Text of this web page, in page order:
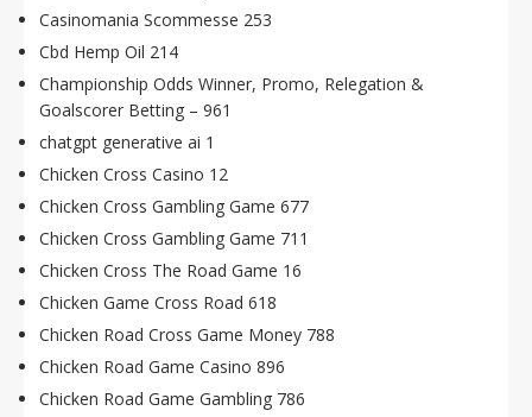
Casinomania Scommesse 253
Cbd Hemp Oil 214
Championship Odds Winner, Promo, Relegation &
Goalscorer Betting – 961
chatgpt generative ai 1
Chicken Cross Casino 12
Chicken Cross Gambling Game 677
Chicken Cross Gambling Game 711
Chicken Cross The Road Game 16
Chicken Game Cross Road 618
Chicken Road Cross Game Money 788
Chicken Road Game Casino 896
Chicken Road Game Gambling 786